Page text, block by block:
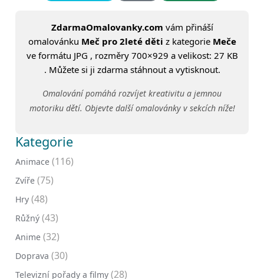
ZdarmaOmalovanky.com vám přináší
omalovánku Meč pro 2leté děti z kategorie Meče
ve formátu JPG , rozměry 700×929 a velikost: 27 KB
. Můžete si ji zdarma stáhnout a vytisknout.
Omalování pomáhá rozvíjet kreativitu a jemnou
motoriku dětí. Objevte další omalovánky v sekcích níže!
Kategorie
Animace (116)
Zvíře (75)
Hry (48)
Růžný (43)
Anime (32)
Doprava (30)
Televizní pořady a filmy (28)